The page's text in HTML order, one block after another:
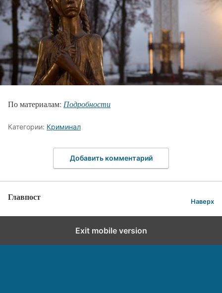
По материалам: Подробности
Категории: Криминал
Добавить комментарий
Главпост Наверх
Exit mobile version